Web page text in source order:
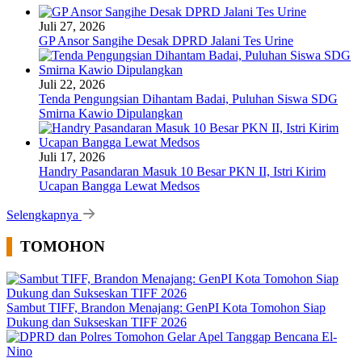
Juli 27, 2026
GP Ansor Sangihe Desak DPRD Jalani Tes Urine
Juli 22, 2026
Tenda Pengungsian Dihantam Badai, Puluhan Siswa SDG
Smirna Kawio Dipulangkan
Juli 17, 2026
Handry Pasandaran Masuk 10 Besar PKN II, Istri Kirim
Ucapan Bangga Lewat Medsos
Selengkapnya
TOMOHON
Sambut TIFF, Brandon Menajang: ​GenPI Kota Tomohon Siap
Dukung dan Sukseskan TIFF 2026